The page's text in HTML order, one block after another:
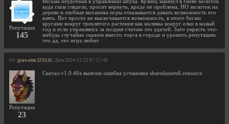
Репутация
145
Весьма неудобная в управлении штука. Кузнец закинул в гневе молоток
куда глаза глядели, просит вернуть, вроде не проблема, НО молоток на
дереве и злобная механика игры отказывается давать возможность его
взять. Вот просто не высвечивается возможность, в итоге бегаю
кругами вокруг треклятого растения как малявка вокруг елки в новый
год и если управляюсь за полдня считаю это удачей. Зато украсть что-
нибудь случайно скажем вместо торга в городе и уронить репутацию
это да, это игра любит.
От: grawatm [23|14] | Дата 2024-12-22 07:17:43
Репутация
23
Скачал v1.0.40a вылезла ошибка установки sharedassets6.resource